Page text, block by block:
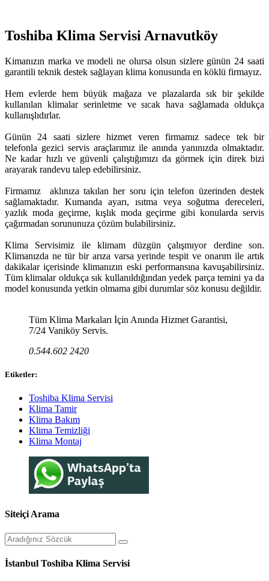
Toshiba Klima Servisi Arnavutköy
Kimanızın marka ve modeli ne olursa olsun sizlere günün 24 saati
garantili teknik destek sağlayan klima konusunda en köklü firmayız.
Hem evlerde hem büyük mağaza ve plazalarda sık bir şekilde
kullanılan klimalar serinletme ve sıcak hava sağlamada oldukça
kullanışlıdırlar.
Günün 24 saati sizlere hizmet veren firmamız sadece tek bir
telefonla gezici servis araçlarımız ile anında yanınızda olmaktadır.
Ne kadar hızlı ve güvenli çalıştığımızı da görmek için direk bizi
arayarak randevu talep edebilirsiniz.
Firmamız aklınıza takılan her soru için telefon üzerinden destek
sağlamaktadır. Kumanda ayarı, ısıtma veya soğutma dereceleri,
yazlık moda geçirme, kışlık moda geçirme gibi konularda servis
çağırmadan sorununuza çözüm bulabilirsiniz.
Klima Servisimiz ile klimam düzgün çalışmıyor derdine son.
Klimanızda ne tür bir arıza varsa yerinde tespit ve onarım ile artık
dakikalar içerisinde klimanızın eski performansına kavuşabilirsiniz.
Tüm klimalar oldukça sık kullanıldığından yedek parça temini ya da
model konusunda yetkin olmama gibi durumlar söz konusu değildir.
Tüm Klima Markaları İçin Anında Hizmet Garantisi,
7/24 Vaniköy Servis.
0.544.602 2420
Etiketler:
Toshiba Klima Servisi
Klima Tamir
Klima Bakım
Klima Temizliği
Klima Montaj
Siteiçi Arama
İstanbul Toshiba Klima Servisi